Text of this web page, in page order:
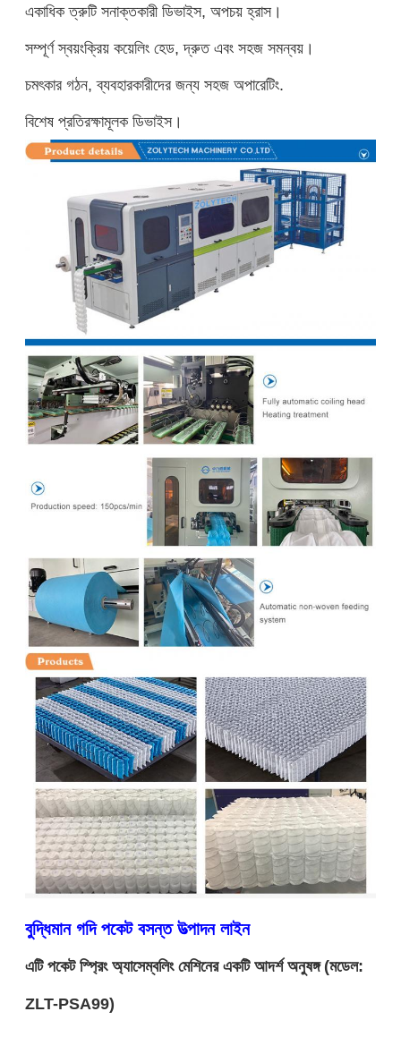
একাধিক ত্রুটি সনাক্তকারী ডিভাইস, অপচয় হ্রাস।
সম্পূর্ণ স্বয়ংক্রিয় কয়েলিং হেড, দ্রুত এবং সহজ সমন্বয়।
চমৎকার গঠন, ব্যবহারকারীদের জন্য সহজ অপারেটিং.
বিশেষ প্রতিরক্ষামূলক ডিভাইস।
বুদ্ধিমান গদি পকেট বসন্ত উত্পাদন লাইন
এটি পকেট স্প্রিং অ্যাসেম্বলিং মেশিনের একটি আদর্শ অনুষঙ্গ (মডেল:
ZLT-PSA99)